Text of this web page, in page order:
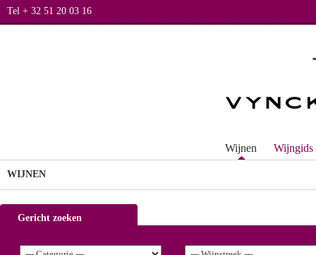
Tel + 32 51 20 03 16
Wijnen Wijngids
WIJNEN
Gericht zoeken